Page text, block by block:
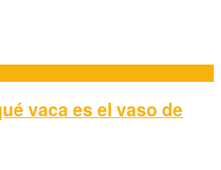
vaca es el vaso de